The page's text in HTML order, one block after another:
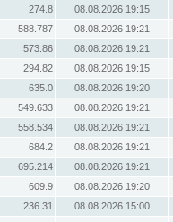
274.8
08.08.2026 19:15
588.787
08.08.2026 19:21
573.86
08.08.2026 19:21
294.82
08.08.2026 19:15
635.0
08.08.2026 19:20
549.633
08.08.2026 19:21
558.534
08.08.2026 19:21
684.2
08.08.2026 19:21
695.214
08.08.2026 19:21
609.9
08.08.2026 19:20
236.31
08.08.2026 15:00